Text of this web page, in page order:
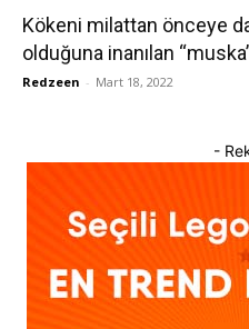
Kökeni milattan önceye
olduğuna inanılan
Redzeen - Mart 18, 2022
-